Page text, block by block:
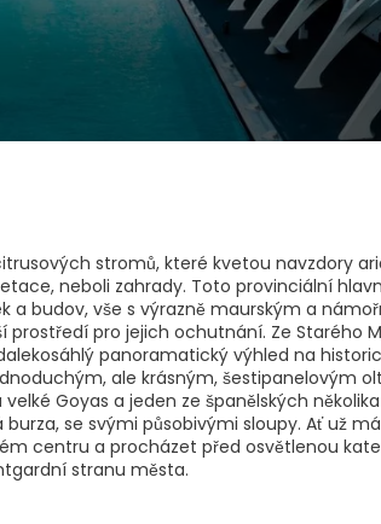
stromů, které kvetou navzdory
neboli zahrady. Toto provinciální
budov, vše s výrazně maurským a
pro jejich ochutnání. Ze Starého
panoramatický výhled na
ale krásným, šestipanelovým
Goyas a jeden ze španělských
burza, se svými působivými sloupy. Ať už
centru a procházet před osvětlenou
stranu města.